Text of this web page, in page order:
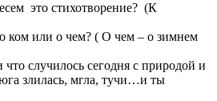
это стихотворение? (К
ком или о чем? ( О чем – о зимнем
случилось сегодня с природой и
злилась, мгла, тучи…и ты